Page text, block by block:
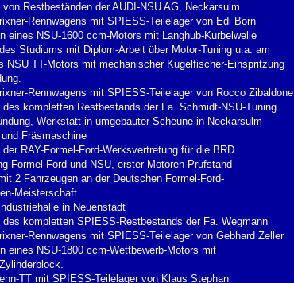
von Restbeständen der AUDI-NSU AG, Neckarsulm
Rennwagens mit SPIESS-Teilelager von Edi Born
eines NSU-1600 ccm-Motors mit Langhub-Kurbelwelle
Studiums mit Diplom-Arbeit über Motor-Tuning u.a. am
NSU TT-Motors mit mechanischer Kugelfischer-Einspritzung
Rennwagens mit SPIESS-Teilelager von Rocco Zibaldone
des kompletten Restbestands der Fa. Schmidt-NSU-Tuning
Werkstatt in umgebauter Scheune in Neckarsulm
Fräsmaschine
der RAY-Formel-Ford-Werksvertretung für die BRD
Formel-Ford und NSU, erster Motoren-Prüfstand
2 Fahrzeugen an der Deutschen Formel-Ford-
Meisterschaft
in Neuenstadt
des kompletten SPIESS-Restbestands der Fa. Wegmann
Rennwagens mit SPIESS-Teilelager von Gebhard Zeller
eines NSU-1800 ccm-Wettbewerb-Motors mit
TT mit SPIESS-Teilelager von Klaus Stephan